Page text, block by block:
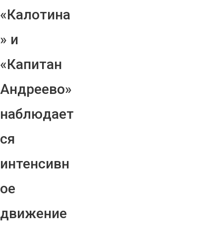
«Калотина
» и
«Капитан
Андреево»
наблюдает
ся
интенсивн
ое
движение